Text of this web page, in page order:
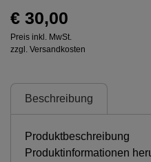
€ 30,00
Preis inkl. MwSt.
zzgl. Versandkosten
Beschreibung
Produktbeschreibung
Produktinformationen